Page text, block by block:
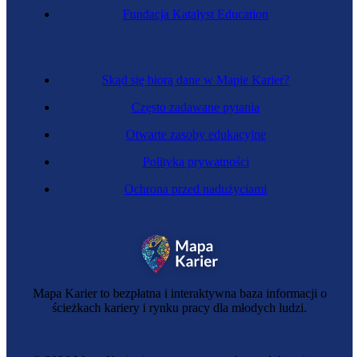
Mapa Karier to bezpłatna i interaktywna baza informacji o
ścieżkach kariery i rynku pracy dla młodych ludzi.
Skąd się biorą dane w Mapie Karier?
Często zadawane pytania
Otwarte zasoby edukacyjne
Polityka prywatności
Ochrona przed nadużyciami
Fundacja Katalyst Education